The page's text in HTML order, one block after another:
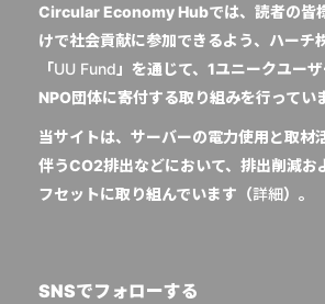
Circular Economy Hubでは、読者の皆
けで社会貢献に参加できるよう、ハーチ
「UU Fund 」を通じて、1ユニークユー
NPO団体に寄付する取り組みを行ってい
当サイトは、サーバーの電力使用と取材
伴うCO2排出などにおいて、排出削減お
フセットに取り組んでいます（詳細）。
SNSでフォローする